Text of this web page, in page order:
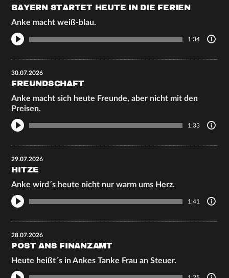
BAYERN STARTET HEUTE IN DIE FERIEN
Anke macht weiß-blau.
1:34
30.07.2026
FREUNDSCHAFT
Anke macht sich heute Freunde, aber nicht mit den
Preisen.
1:33
29.07.2026
HITZE
Anke wird´s heute nicht nur warm ums Herz.
1:41
28.07.2026
POST ANS FINANZAMT
Heute heißt´s in Ankes Tanke Frau an Steuer.